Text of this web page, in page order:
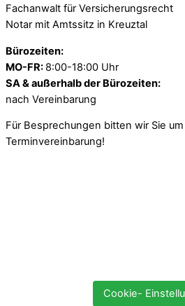
Fachanwalt für Versicherungsrecht
Notar mit Amtssitz in Kreuztal
Bürozeiten:
MO-FR: 8:00-18:00 Uhr
SA & außerhalb der Bürozeiten:
nach Vereinbarung
Für Besprechungen bitten wir Sie
Terminvereinbarung!
Cookie-